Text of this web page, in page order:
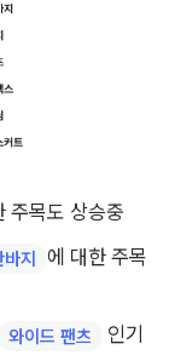
주목도 상승중
바지 에 대한 주목
와이드 팬츠 인기